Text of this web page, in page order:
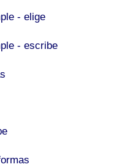
- elige
- escribe